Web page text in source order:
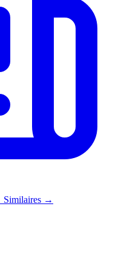
Similaires →